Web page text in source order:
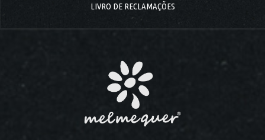
LIVRO DE RECLAMAÇÕES